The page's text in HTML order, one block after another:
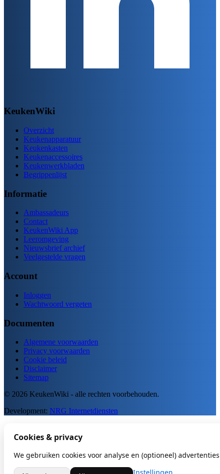
KeukenWiki
Overzicht
Keukenapparatuur
Keukenkasten
Keukenaccessoires
Keukenwerkbladen
Begrippenlijst
Informatie
Ambassadeurs
Contact
KeukenWiki App
Leeromgeving
Nieuwsbrief archief
Veelgestelde vragen
Account
Inloggen
Wachtwoord vergeten
Documenten
Algemene voorwaarden
Privacy voorwaarden
Cookie beleid
Disclaimer
Sitemap
© 2026 KeukenWiki - alle rechten voorbehouden.
Development: NRG Internetdiensten
Cookies & privacy
We gebruiken cookies voor analyse en (optioneel)